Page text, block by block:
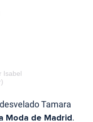
Isabel
Tamara
Moda de Madrid.